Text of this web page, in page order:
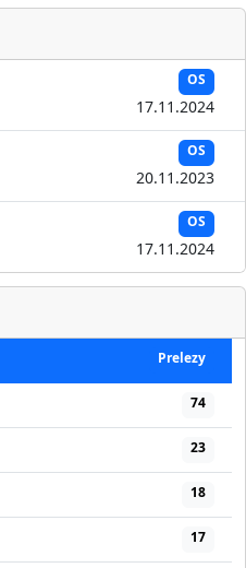
OS
17.11.2024
OS
20.11.2023
OS
17.11.2024
Prelezy
74
23
18
17